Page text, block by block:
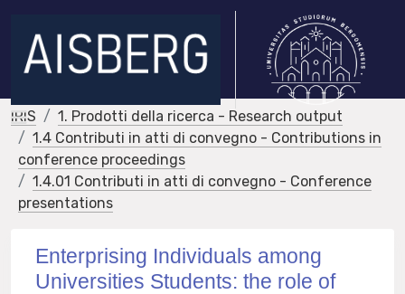
IRIS
1. Prodotti della ricerca - Research output
1.4 Contributi in atti di convegno - Contributions in
conference proceedings
1.4.01 Contributi in atti di convegno - Conference
presentations
Enterprising Individuals among
Universities Students: the role of